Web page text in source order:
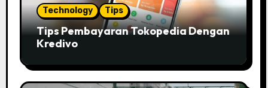
Technology Tips
Tips Pembayaran Tokopedia Dengan
Kredivo